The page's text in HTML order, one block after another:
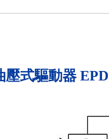
壓式驅動器